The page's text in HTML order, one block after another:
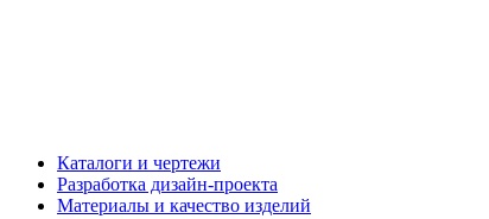
Каталоги и чертежи
Разработка дизайн-проекта
Материалы и качество изделий